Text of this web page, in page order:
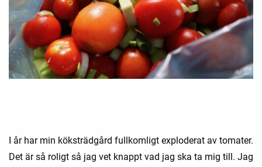
I år har min köksträdgård fullkomligt exploderat av tomater.
Det är så roligt så jag vet knappt vad jag ska ta mig till. Jag